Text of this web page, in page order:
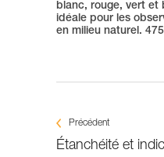
blanc, rouge, vert et
idéale pour les
en milieu naturel.
Précédent
Étanchéité et